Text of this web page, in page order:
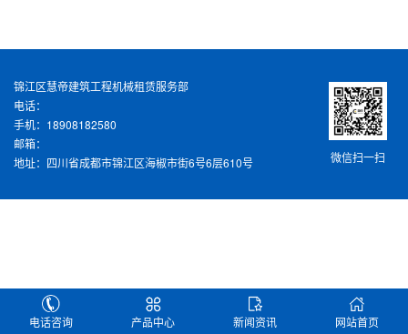
微信扫一扫
锦江区慧帝建筑工程机械租赁服务部
电话：
手机：18908182580
邮箱：
地址：四川省成都市锦江区海椒市街6号6层610号
电话咨询 产品中心 新闻资讯 网站首页